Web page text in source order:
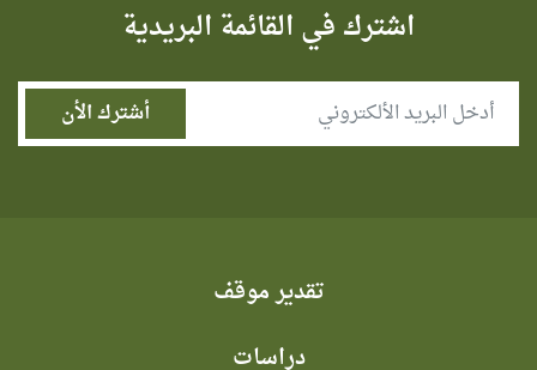
اشترك في القائمة البريدية
تقدير موقف
دراسات